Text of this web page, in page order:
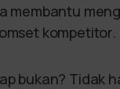
membantu
kompetitor.
bukan? Tidak